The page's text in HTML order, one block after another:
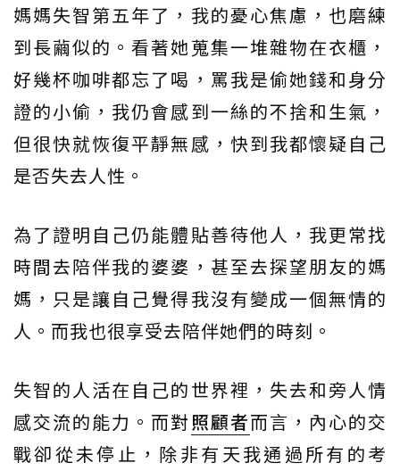
媽媽失智第五年了，我的憂心焦慮，也磨練
到長繭似的。看著她蒐集一堆雜物在衣櫃，
好幾杯咖啡都忘了喝，罵我是偷她錢和身分
證的小偷，我仍會感到一絲的不捨和生氣，
但很快就恢復平靜無感，快到我都懷疑自己
是否失去人性。
為了證明自己仍能體貼善待他人，我更常找
時間去陪伴我的婆婆，甚至去探望朋友的媽
媽，只是讓自己覺得我沒有變成一個無情的
人。而我也很享受去陪伴她們的時刻。
失智的人活在自己的世界裡，失去和旁人情
感交流的能力。而對 照顧者而言，內心的交
戰卻從未停止，除非有天我通過所有的考